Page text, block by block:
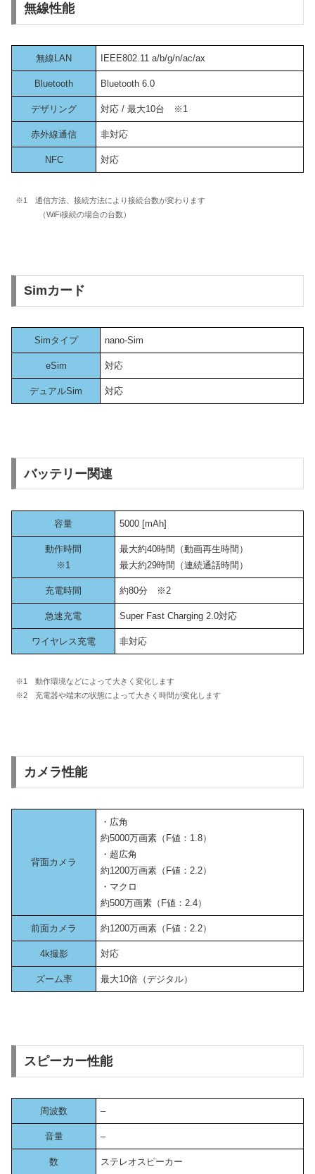
無線性能
無線LAN IEEE802.11 a/b/g/n/ac/ax
Bluetooth Bluetooth 6.0
デザリング 対応 / 最大10台 ※1
赤外線通信 非対応
NFC 対応
※1 通信方法、接続方法により接続台数が変わります
（WiFi接続の場合の台数）
Simカード
Simタイプ nano-Sim
eSim 対応
デュアルSim 対応
バッテリー関連
容量 5000 [mAh]
動作時間
※1
最大約40時間（動画再生時間）
最大約29時間（連続通話時間）
充電時間 約80分 ※2
急速充電 Super Fast Charging 2.0対応
ワイヤレス充電 非対応
※1 動作環境などによって大きく変化します
※2 充電器や端末の状態によって大きく時間が変化します
カメラ性能
背面カメラ
・広角
約5000万画素（F値：1.8）
・超広角
約1200万画素（F値：2.2）
・マクロ
約500万画素（F値：2.4）
前面カメラ 約1200万画素（F値：2.2）
4k撮影 対応
ズーム率 最大10倍（デジタル）
スピーカー性能
周波数 –
音量 –
数 ステレオスピーカー